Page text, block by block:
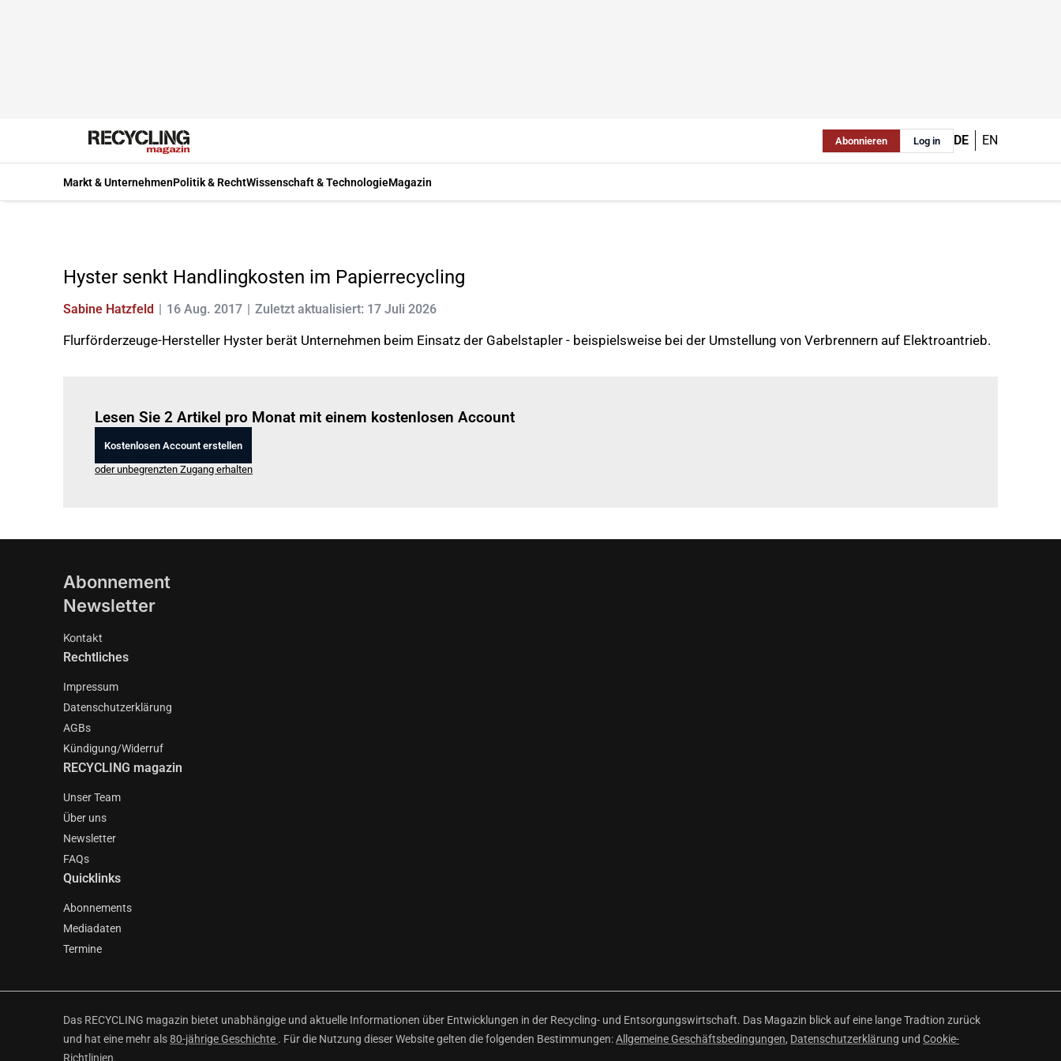
Abonnieren Log in DE EN
Markt & UnternehmenPolitik & RechtWissenschaft & TechnologieMagazin
Hyster senkt Handlingkosten im Papierrecycling
Sabine Hatzfeld 16 Aug. 2017 Zuletzt aktualisiert: 17 Juli 2026
Flurförderzeuge-Hersteller Hyster berät Unternehmen beim Einsatz der Gabelstapler - beispielsweise bei der Umstellung von Verbrennern auf Elektroantrieb.
Lesen Sie 2 Artikel pro Monat mit einem kostenlosen Account
Kostenlosen Account erstellen
oder unbegrenzten Zugang erhalten
Abonnement
Newsletter
Kontakt
Rechtliches
Impressum
Datenschutzerklärung
AGBs
Kündigung/Widerruf
RECYCLING magazin
Unser Team
Über uns
Newsletter
FAQs
Quicklinks
Abonnements
Mediadaten
Termine
Das RECYCLING magazin bietet unabhängige und aktuelle Informationen über Entwicklungen in der Recycling- und Entsorgungswirtschaft. Das Magazin blick auf eine lange Tradtion zurück
und hat eine mehr als80-jährige Geschichte . Für die Nutzung dieser Website gelten die folgenden Bestimmungen:Allgemeine Geschäftsbedingungen, Datenschutzerklärung und Cookie-
Richtlinien.